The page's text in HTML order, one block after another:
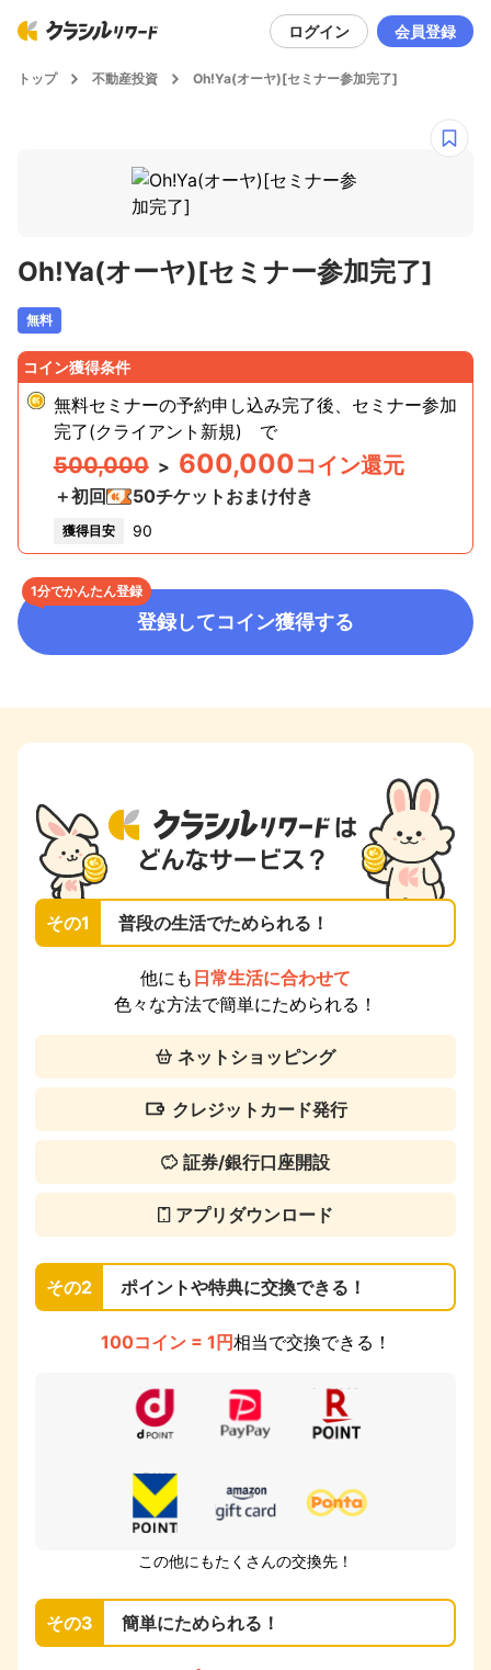
ログイン 会員登録
トップ 不動産投資 Oh!Ya(オーヤ)[セミナー参加完了]
Oh!Ya(オーヤ)[セミナー参加完了]
無料
コイン獲得条件
無料セミナーの予約申し込み完了後、セミナー参加
完了(クライアント新規) で
500,000 > 600,000コイン還元
＋初回 50チケットおまけ付き
獲得目安 90
1分でかんたん登録
登録してコイン獲得する
その1 普段の生活でためられる！
他にも 日常生活に合わせて
色々な方法で簡単にためられる！
ネットショッピング
クレジットカード発行
証券/銀行口座開設
アプリダウンロード
その2 ポイントや特典に交換できる！
100コイン = 1円相当で交換できる！
この他にもたくさんの交換先！
その3 簡単にためられる！